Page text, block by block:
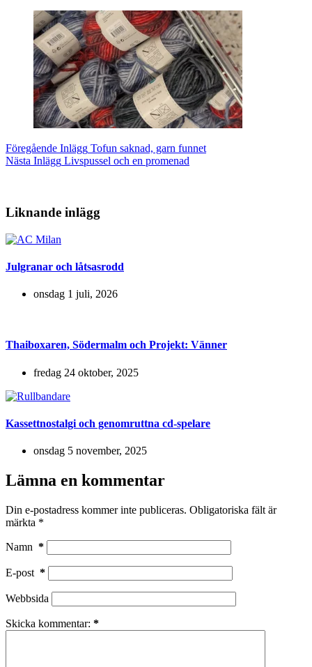
Föregående Inlägg Tofun saknad, garn funnet
Nästa Inlägg Livspussel och en promenad
Liknande inlägg
Julgranar och låtsasrodd
onsdag 1 juli, 2026
Thaiboxaren, Södermalm och Projekt: Vänner
fredag 24 oktober, 2025
Kassettnostalgi och genomruttna cd-spelare
onsdag 5 november, 2025
Lämna en kommentar
Din e-postadress kommer inte publiceras. Obligatoriska fält är
märkta *
Namn *
E-post *
Webbsida
Skicka kommentar: *